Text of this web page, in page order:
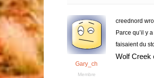
Gary_ch
Membre
creednord
Parce qu’il y
faisaient du
Wolf Creek